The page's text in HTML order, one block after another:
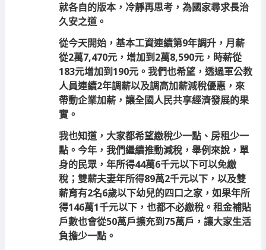
就各自的版本，冷靜再思考，為國家尋求長治
久安之道。
從今天開始，基本工資連續第9年調升，月薪
從2萬7,470元，增加到2萬8,590元，時薪從
183元增加到190元。我們也希望，透過軍公教
人員連續2年調薪以及調高加薪減稅優惠，來
帶動企業加薪，讓全國人民共享經濟發展的果
實。
我也知道，大家都希望繳稅少一點、房租少一
點。今年，我們繼續推動減稅，舉例來說，單
身的民眾，年所得44萬6千元以下可以免繳
稅；雙薪夫妻年所得89萬2千元以下，以及雙
薪育有2名6歲以下幼兒的四口之家，如果年所
得146萬1千元以下，也都不必繳稅。租金補貼
戶數也會從50萬戶擴充到75萬戶，讓大家生活
負擔少一點。